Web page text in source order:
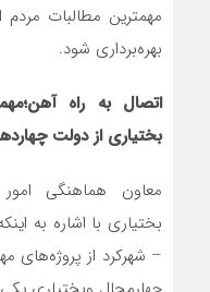
مهمترین مطالبات
بهره‌برداری شود.
اتصال به راه
بختیاری از دولت
معاون هماهنگی
بختیاری با اشاره به
– شهرکرد از پروژه‌های